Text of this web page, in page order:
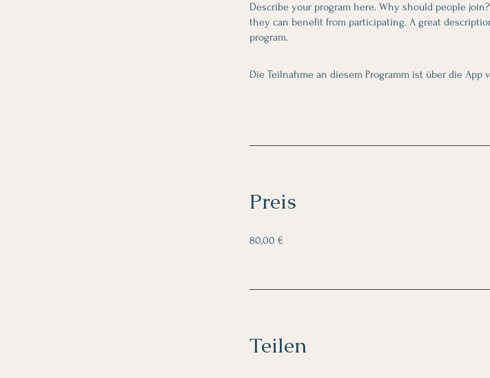
Describe your program here. Why should people
they can benefit from participating. A great
program.
Die Teilnahme an diesem Programm ist über die App
Preis
80,00 €
Teilen